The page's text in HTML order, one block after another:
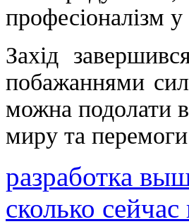
професіоналізм у
Захід
побажаннями
можна подолати
миру та
разработка
сколько